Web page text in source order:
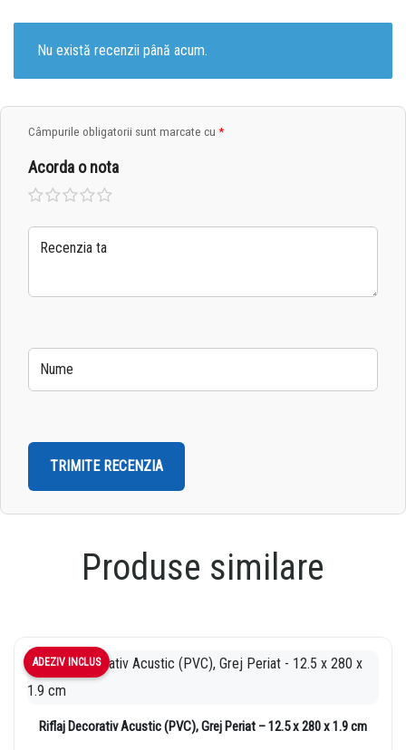
Nu există recenzii până acum.
Câmpurile obligatorii sunt marcate cu *
Acorda o nota
Una
din 5
2 din
5
3 din
5
4 din
5
5 din
5
Produse similare
ADEZIV INCLUS
Riflaj Decorativ Acustic (PVC), Grej Periat – 12.5 x 280 x 1.9 cm